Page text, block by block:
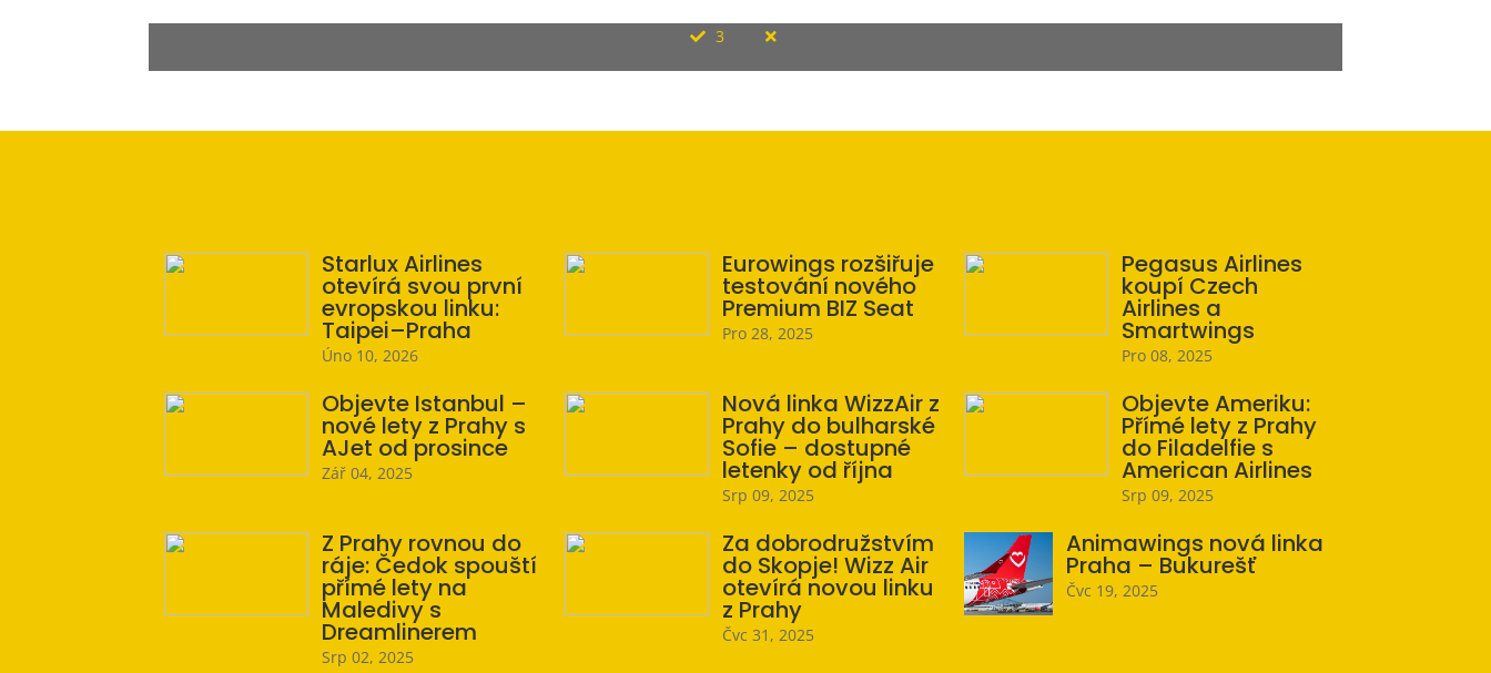
3
Starlux Airlines
otevírá svou první
evropskou linku:
Taipei–Praha
Úno 10, 2026
Eurowings rozšiřuje
testování nového
Premium BIZ Seat
Pro 28, 2025
Pegasus Airlines
koupí Czech
Airlines a
Smartwings
Pro 08, 2025
Objevte Istanbul –
nové lety z Prahy s
AJet od prosince
Zář 04, 2025
Nová linka WizzAir z
Prahy do bulharské
Sofie – dostupné
letenky od října
Srp 09, 2025
Objevte Ameriku:
Přímé lety z Prahy
do Filadelfie s
American Airlines
Srp 09, 2025
Z Prahy rovnou do
ráje: Čedok spouští
přímé lety na
Maledivy s
Dreamlinerem
Srp 02, 2025
Za dobrodružstvím
do Skopje! Wizz Air
otevírá novou linku
z Prahy
Čvc 31, 2025
Animawings nová linka
Praha – Bukurešť
Čvc 19, 2025